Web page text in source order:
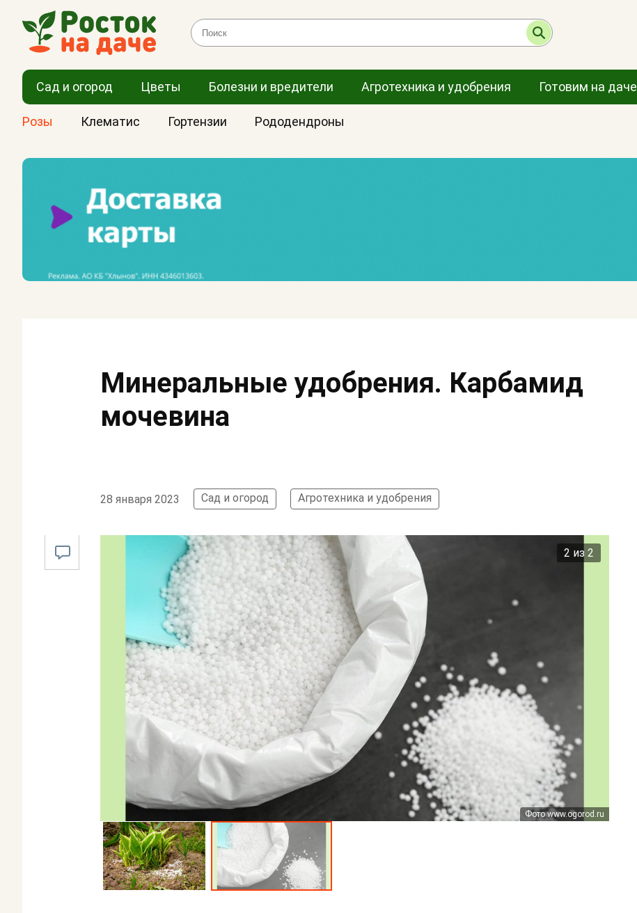
Сад и огород Цветы Болезни и вредители Агротехника и удобрения Готовим на даче
Розы Клематис Гортензии Рододендроны
Минеральные удобрения. Карбамид
мочевина
28 января 2023 Сад и огород Агротехника и удобрения
2 из 2
Фото 7dach.ru
Фото www.ogorod.ru